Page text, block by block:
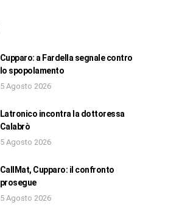
Cupparo: a Fardella segnale contro
lo spopolamento
5 Agosto 2026
Latronico incontra la dottoressa
Calabrò
5 Agosto 2026
CallMat, Cupparo: il confronto
prosegue
5 Agosto 2026